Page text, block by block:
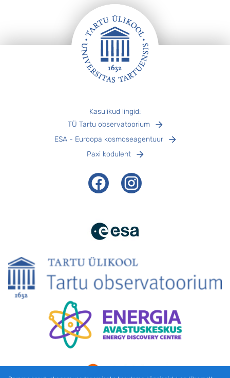
Kasulikud lingid:
TÜ Tartu observatoorium
ESA - Euroopa kosmoseagentuur
Paxi koduleht
FacebookInstagram